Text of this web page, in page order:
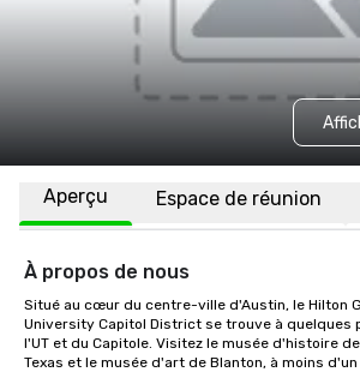
Aperçu Espace de réunion
À propos de nous
Situé au cœur du centre-ville d'Austin, le Hilton
University Capitol District se trouve à quelques
l'UT et du Capitole. Visitez le musée d'histoire
Texas et le musée d'art de Blanton, à moins